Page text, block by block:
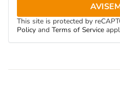
This site is protected by
Policy and Terms of Service